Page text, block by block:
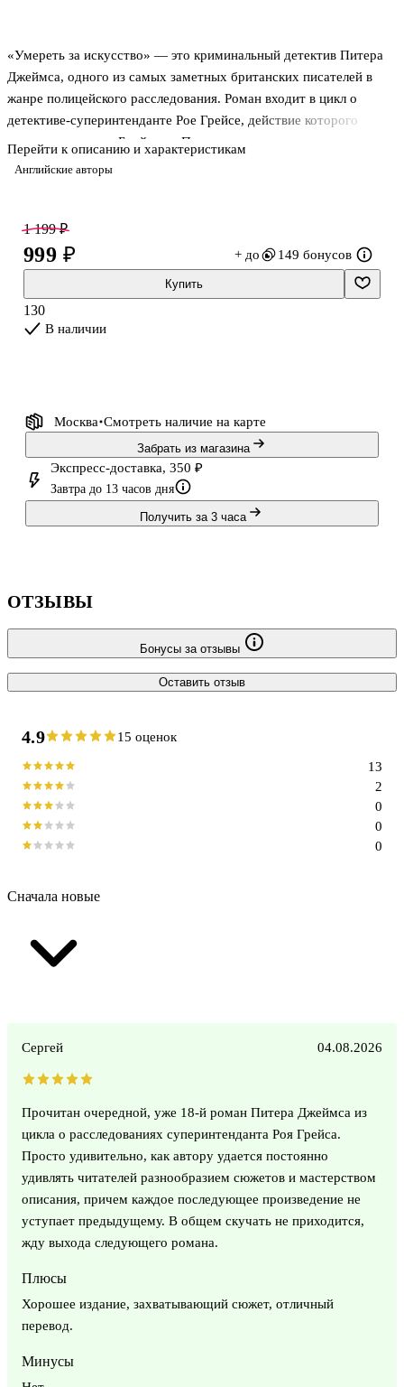
Английские авторы
«Умереть за искусство» — это криминальный детектив Питера
Джеймса, одного из самых заметных британских писателей в
жанре полицейского расследования. Роман входит в цикл о
детективе-суперинтенданте Рое Грейсе, действие которого
разворачивается в Брайтоне. Писатель известен вниманием к
процедуре следствия и стремлением показать работу полиции
расследования и напряжении, которое возникает вокруг
преступления. Книга подойдёт тем, кто ищет современный
зарубежный детектив с опорой на логику, улики и
последовательную работу следствия.
Перейти к описанию и характеристикам
1 199 ₽
999 ₽ + до 149 бонусов
Купить
130
В наличии
Москва Смотреть наличие на карте
Забрать из магазина
Экспресс-доставка, 350 ₽
Завтра до 13 часов дня
Получить за 3 часа
ОТЗЫВЫ
Бонусы за отзывы
Оставить отзыв
4.9 15 оценок
0
0
0
2
13
Сначала новые
Сергей 04.08.2026
Прочитан очередной, уже 18-й роман Питера Джеймса из
цикла о расследованиях суперинтенданта Роя Грейса.
Просто удивительно, как автору удается постоянно
удивлять читателей разнообразием сюжетов и мастерством
описания, причем каждое последующее произведение не
уступает предыдущему. В общем скучать не приходится,
жду выхода следующего романа.
Плюсы
Хорошее издание, захватывающий сюжет, отличный
перевод.
Минусы